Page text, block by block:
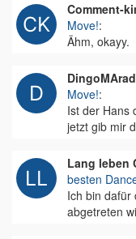
Comment-
Move!:
Ähm, okayy.
Move!:
Ist der Hans
jetzt gib mir
Lang leben
besten
Ich bin dafür
abgetreten